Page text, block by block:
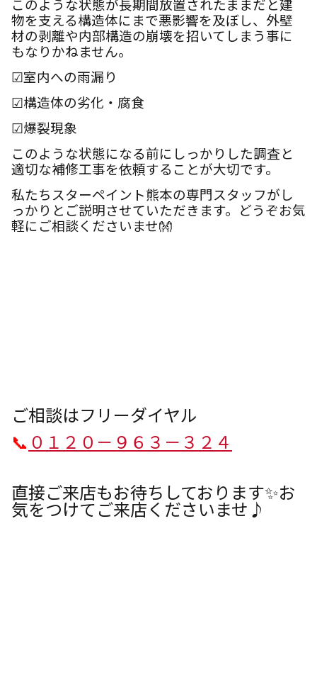
このような状態が長期間放置されたままだと建
物を支える構造体にまで悪影響を及ぼし、外壁
材の剥離や内部構造の崩壊を招いてしまう事に
もなりかねません。
☑室内への雨漏り
☑構造体の劣化・腐食
☑爆裂現象
このような状態になる前にしっかりした調査と
適切な補修工事を依頼することが大切です。
私たちスターペイント熊本の専門スタッフがし
っかりとご説明させていただきます。どうぞお気
軽にご相談くださいませ👐
ご相談はフリーダイヤル
📞 ０１２０－９６３－３２４
直接ご来店もお待ちしております✨お
気をつけてご来店くださいませ♪